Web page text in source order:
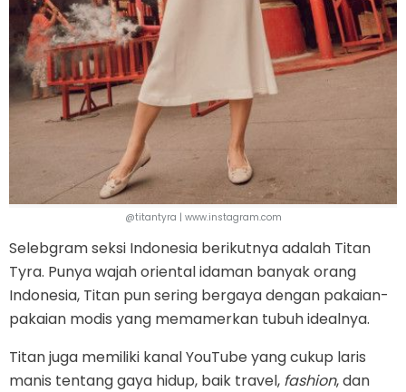
@titantyra | www.instagram.com
Selebgram seksi Indonesia berikutnya adalah Titan
Tyra. Punya wajah oriental idaman banyak orang
Indonesia, Titan pun sering bergaya dengan pakaian-
pakaian modis yang memamerkan tubuh idealnya.
Titan juga memiliki kanal YouTube yang cukup laris
manis tentang gaya hidup, baik travel, fashion, dan